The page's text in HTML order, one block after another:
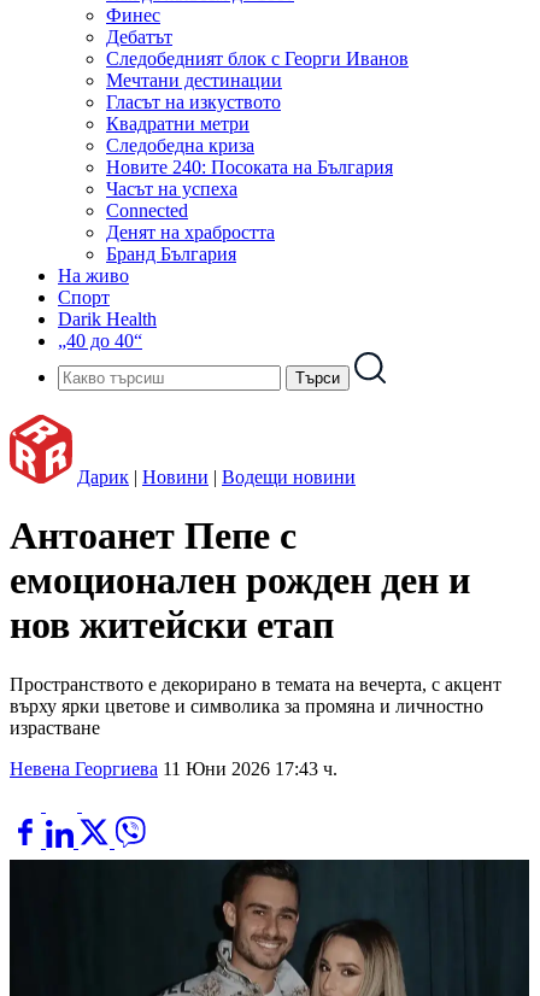
Финес
Дебатът
Следобедният блок с Георги Иванов
Мечтани дестинации
Гласът на изкуството
Квадратни метри
Следобедна криза
Новите 240: Посоката на България
Часът на успеха
Connected
Денят на храбростта
Бранд България
На живо
Спорт
Darik Health
„40 до 40“
Дарик | Новини | Водещи новини
Антоанет Пепе с
емоционален рожден ден и
нов житейски етап
Пространството е декорирано в темата на вечерта, с акцент
върху ярки цветове и символика за промяна и личностно
израстване
Невена Георгиева 11 Юни 2026 17:43 ч.